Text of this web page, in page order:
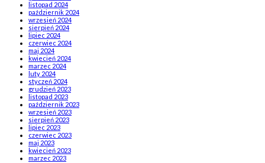
listopad 2024
październik 2024
wrzesień 2024
sierpień 2024
lipiec 2024
czerwiec 2024
maj 2024
kwiecień 2024
marzec 2024
luty 2024
styczeń 2024
grudzień 2023
listopad 2023
październik 2023
wrzesień 2023
sierpień 2023
lipiec 2023
czerwiec 2023
maj 2023
kwiecień 2023
marzec 2023